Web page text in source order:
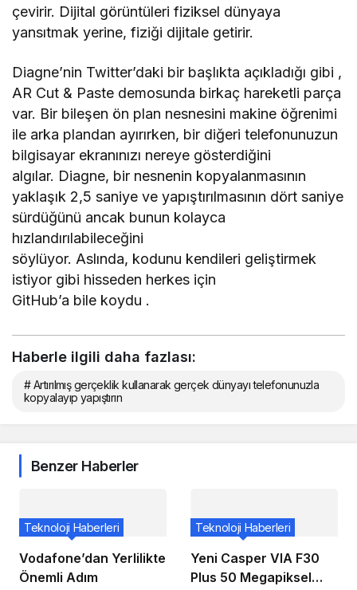
çevirir. Dijital görüntüleri fiziksel dünyaya
yansıtmak yerine, fiziği dijitale getirir.
Diagne’nin Twitter’daki bir başlıkta açıkladığı gibi ,
AR Cut & Paste demosunda birkaç hareketli parça
var. Bir bileşen ön plan nesnesini makine öğrenimi
ile arka plandan ayırırken, bir diğeri telefonunuzun
bilgisayar ekranınızı nereye gösterdiğini
algılar. Diagne, bir nesnenin kopyalanmasının
yaklaşık 2,5 saniye ve yapıştırılmasının dört saniye
sürdüğünü ancak bunun kolayca
hızlandırılabileceğini
söylüyor. Aslında, kodunu kendileri geliştirmek
istiyor gibi hisseden herkes için
GitHub’a bile koydu .
Haberle ilgili daha fazlası:
# Artırılmış gerçeklik kullanarak gerçek dünyayı telefonunuzla
kopyalayıp yapıştırın
Benzer Haberler
Vodafone’dan Yerlilikte
Önemli Adım
Teknoloji Haberleri
Yeni Casper VIA F30
Plus 50 Megapiksel
Teknoloji Haberleri